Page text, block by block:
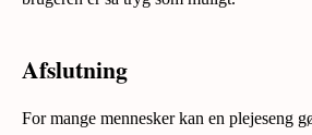
Afslutning
For mange mennesker kan en plejeseng